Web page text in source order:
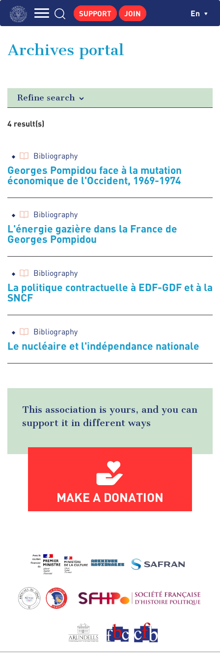
Skip
principale
GEORGES POMPIDOU
PUBLICATIONS
NEWS
SUPPORT JOIN En
Archives portal
Refine search
4 result(s)
Bibliography
Georges Pompidou face à la mutation
économique de l'Occident, 1969-1974
Bibliography
L'énergie gazière dans la France de
Georges Pompidou
Bibliography
La politique contractuelle à EDF-GDF et à la
SNCF
Bibliography
Le nucléaire et l'indépendance nationale
This association is yours, and you can
support it in different ways
MAKE A DONATION
Cookies management panel